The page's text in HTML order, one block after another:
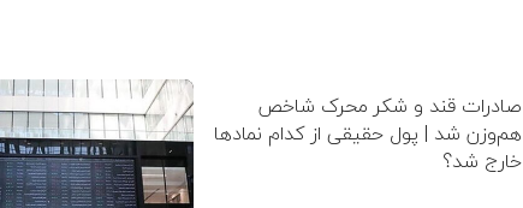
صادرات قند و شکر محرک شاخص
هم‌وزن شد | پول حقیقی از کدام نماد‌ها
خارج شد؟